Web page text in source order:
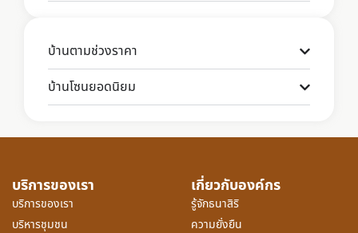
บ้านตามช่วงราคา
บ้านโซนยอดนิยม
บริการของเรา
บริการของเรา
บริหารชุมชน
เกี่ยวกับองค์กร
รู้จักธนาสิริ
ความยั่งยืน